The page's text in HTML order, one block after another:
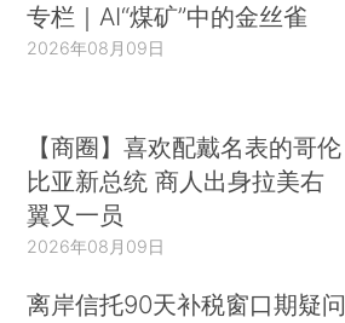
专栏｜AI“煤矿”中的金丝雀
2026年08月09日
【商圈】喜欢配戴名表的哥伦
比亚新总统 商人出身拉美右
翼又一员
2026年08月09日
离岸信托90天补税窗口期疑问